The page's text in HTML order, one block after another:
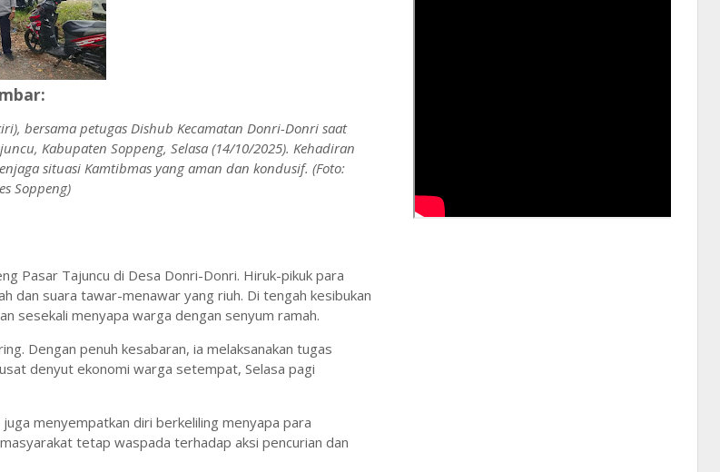
bersama petugas Dishub Kecamatan Donri-Donri saat
Kabupaten Soppeng, Selasa (14/10/2025). Kehadiran
situasi Kamtibmas yang aman dan kondusif. (Foto:
Soppeng)
Pasar Tajuncu di Desa Donri-Donri. Hiruk-pikuk para
dan suara tawar-menawar yang riuh. Di tengah kesibukan
sesekali menyapa warga dengan senyum ramah.
Dengan penuh kesabaran, ia melaksanakan tugas
denyut ekonomi warga setempat, Selasa pagi
menyempatkan diri berkeliling menyapa para
tetap waspada terhadap aksi pencurian dan